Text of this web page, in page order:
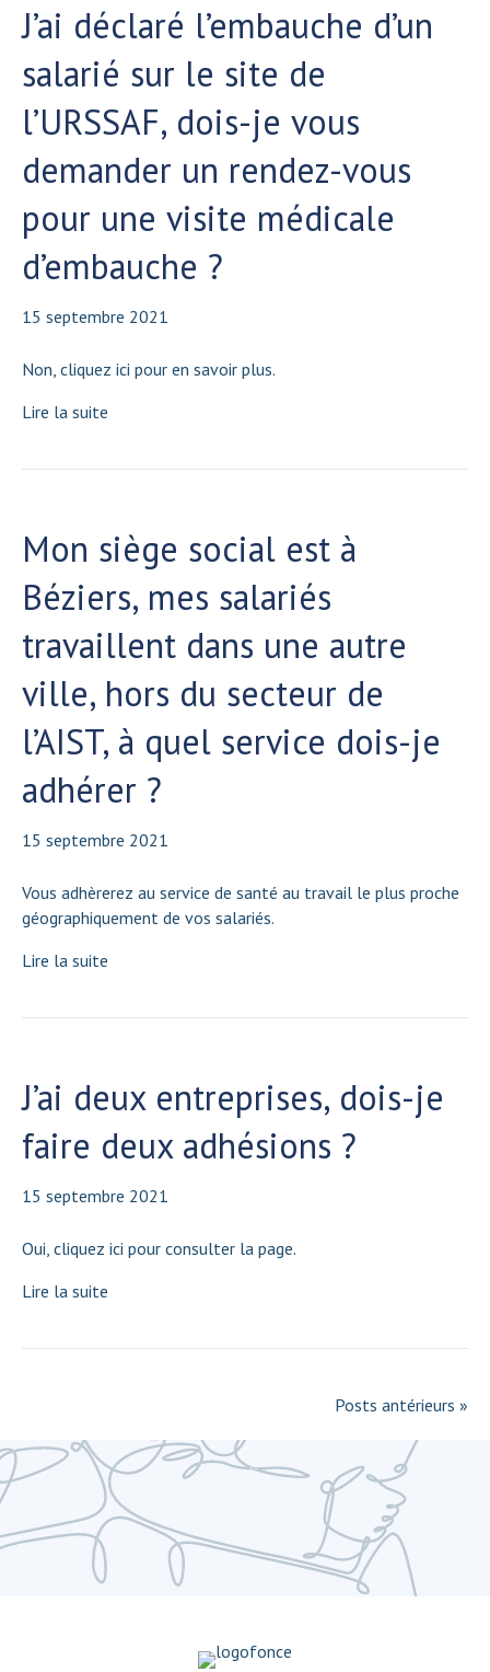
J’ai déclaré l’embauche d’un
salarié sur le site de
l’URSSAF, dois-je vous
demander un rendez-vous
pour une visite médicale
d’embauche ?
15 septembre 2021
Non, cliquez ici pour en savoir plus.
Lire la suite
Mon siège social est à
Béziers, mes salariés
travaillent dans une autre
ville, hors du secteur de
l’AIST, à quel service dois-je
adhérer ?
15 septembre 2021
Vous adhèrerez au service de santé au travail le plus proche
géographiquement de vos salariés.
Lire la suite
J’ai deux entreprises, dois-je
faire deux adhésions ?
15 septembre 2021
Oui, cliquez ici pour consulter la page.
Lire la suite
Posts antérieurs »